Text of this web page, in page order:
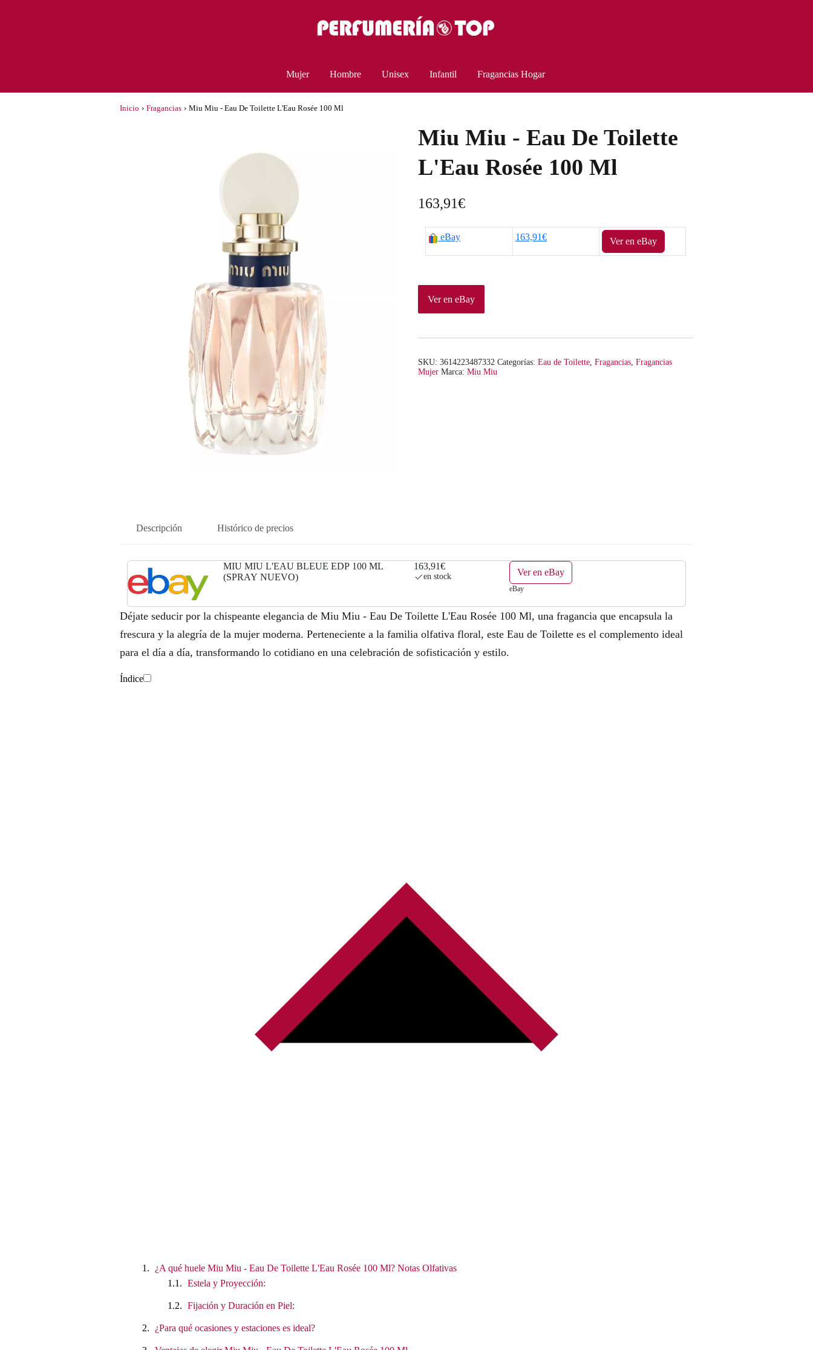
Mujer Hombre Unisex Infantil Fragancias Hogar
Inicio › Fragancias › Miu Miu - Eau De Toilette L'Eau Rosée 100 Ml
Miu Miu - Eau De Toilette
L'Eau Rosée 100 Ml
163,91€
eBay 163,91€ Ver en eBay
Ver en eBay
SKU: 3614223487332 Categorías: Eau de Toilette, Fragancias, Fragancias
Mujer Marca: Miu Miu
Descripción Histórico de precios
MIU MIU L'EAU BLEUE EDP 100 ML
(SPRAY NUEVO)
163,91€
en stock Ver en eBay
eBay
Déjate seducir por la chispeante elegancia de Miu Miu - Eau De Toilette L'Eau Rosée 100 Ml, una fragancia que encapsula la
frescura y la alegría de la mujer moderna. Perteneciente a la familia olfativa floral, este Eau de Toilette es el complemento ideal
para el día a día, transformando lo cotidiano en una celebración de sofisticación y estilo.
Índice
¿A qué huele Miu Miu - Eau De Toilette L'Eau Rosée 100 Ml? Notas Olfativas
Estela y Proyección:
Fijación y Duración en Piel:
¿Para qué ocasiones y estaciones es ideal?